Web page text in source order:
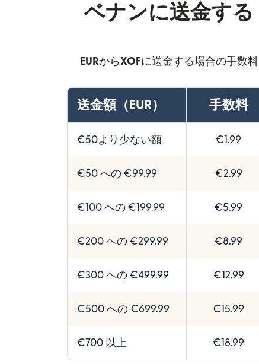
ベナンに送金する
EURから XOFに送金する場合の手数料
送金額（EUR） 手数料
€50より少ない額 €1.99
€50 への €99.99 €2.99
€100 への €199.99 €5.99
€200 への €299.99 €8.99
€300 への €499.99 €12.99
€500 への €699.99 €15.99
€700 以上 €18.99